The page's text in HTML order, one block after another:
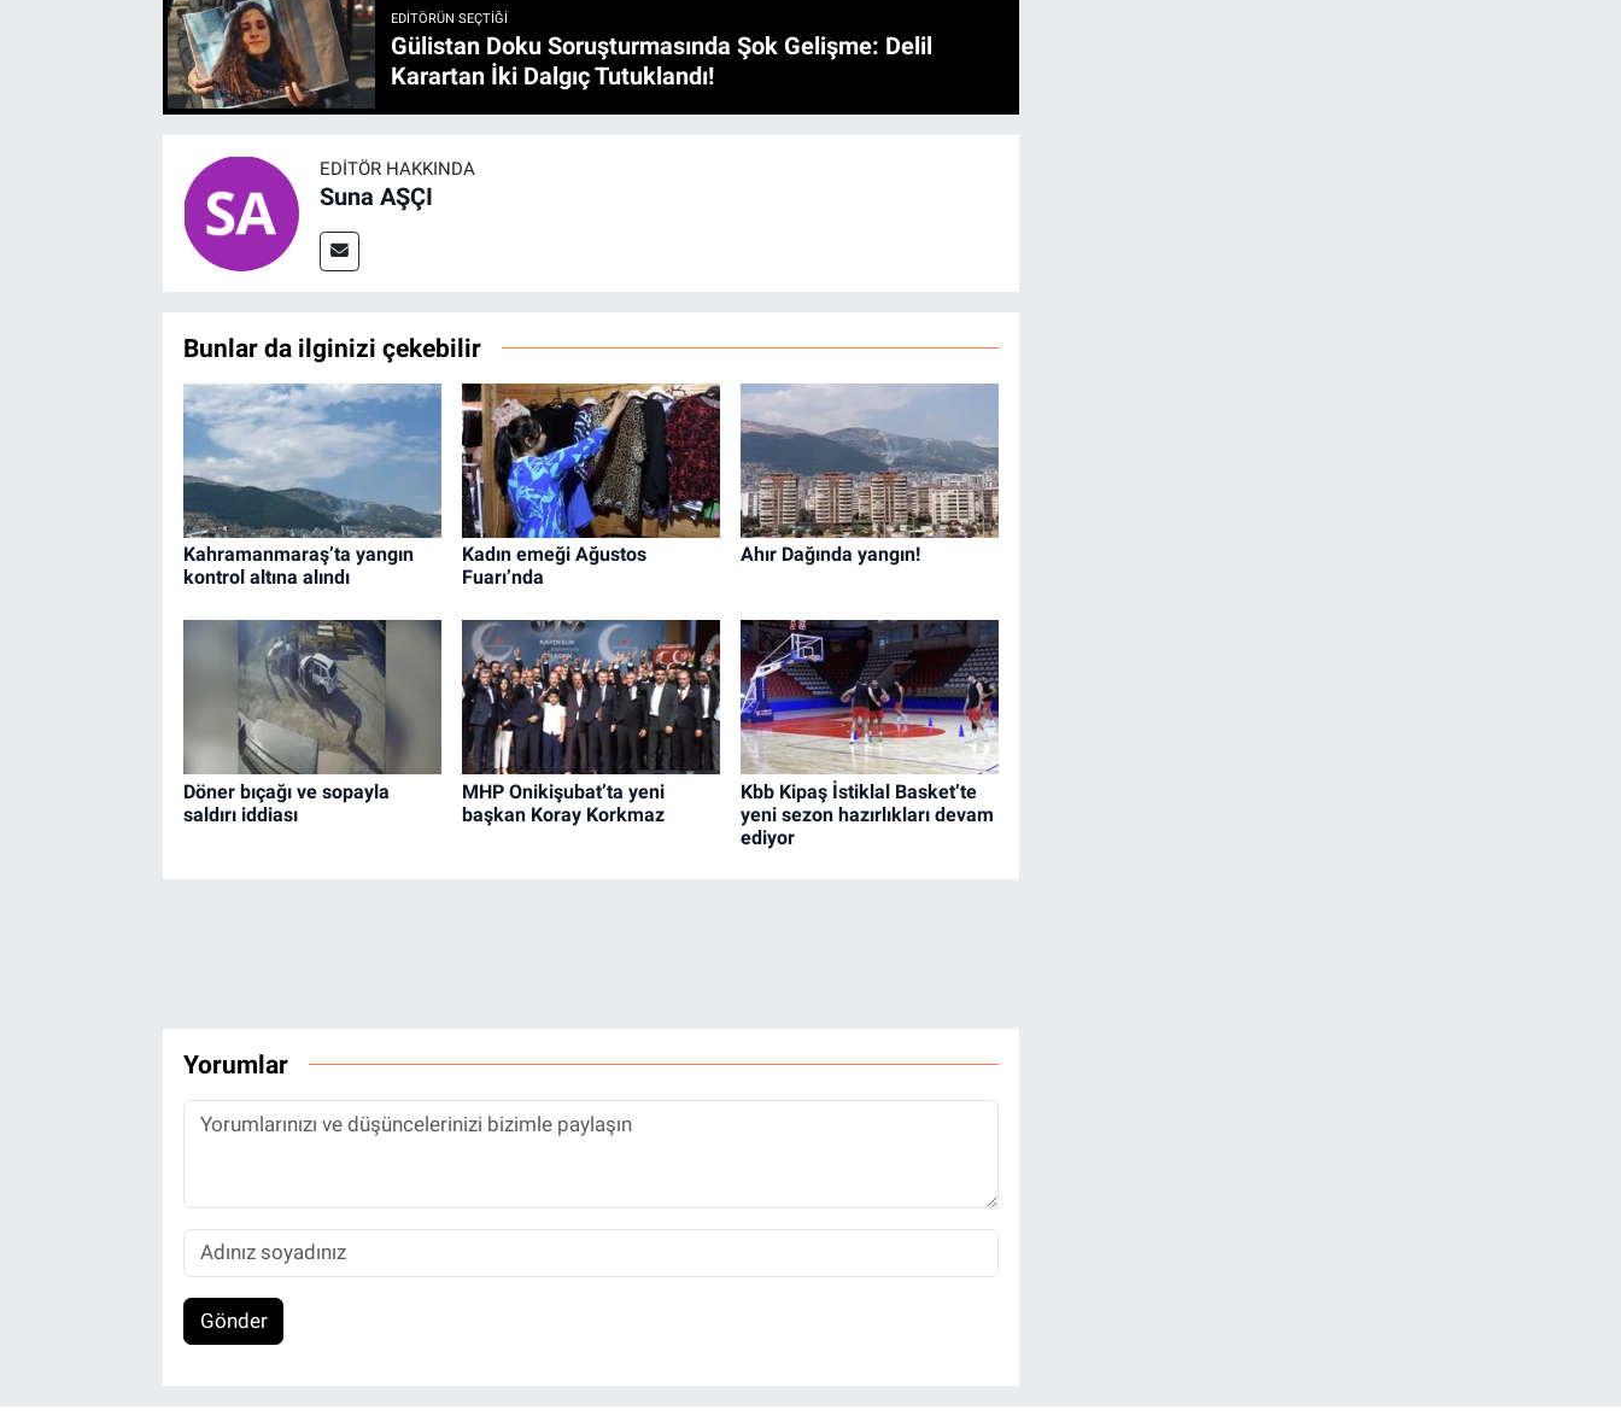
EDITÖRÜN SEÇTIĞI
Gülistan Doku Soruşturmasında Şok Gelişme: Delil
Karartan İki Dalgıç Tutuklandı!
EDITÖR HAKKINDA
Suna AŞÇI
Bunlar da ilginizi çekebilir
Kahramanmaraş’ta yangın
kontrol altına alındı
Kadın emeği Ağustos
Fuarı’nda
Ahır Dağında yangın!
Döner bıçağı ve sopayla
saldırı iddiası
MHP Onikişubat’ta yeni
başkan Koray Korkmaz
Kbb Kipaş İstiklal Basket’te
yeni sezon hazırlıkları devam
ediyor
Yorumlar
Gönder